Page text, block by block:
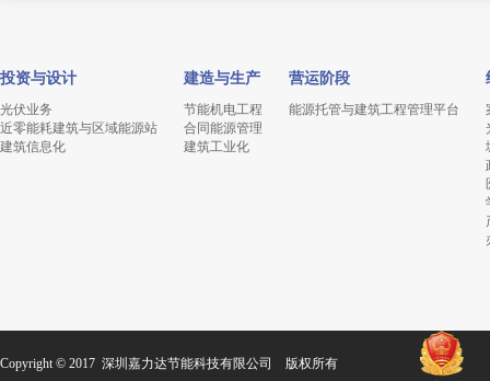
投资与设计
光伏业务
近零能耗建筑与区域能源站
建筑信息化
建造与生产
节能机电工程
合同能源管理
建筑工业化
营运阶段
能源托管与建筑工程管理平台
Copyright © 2017 深圳嘉力达节能科技有限公司 版权所有